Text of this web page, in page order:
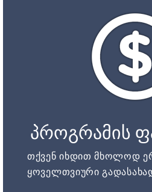
პროგრამის
თქვენ იხდით მხოლოდ
ყოველთვიური